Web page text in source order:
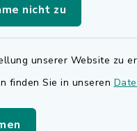
nicht zu
unserer Website zu
finden Sie in unseren
wenden
an